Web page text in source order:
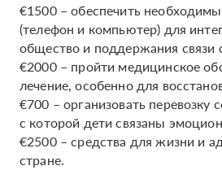
€1500 – обеспечить
(телефон и компьютер) для
общество и поддержания связи
€2000 – пройти медицинское
лечение, особенно для
€700 – организовать перевозку
с которой дети связаны
€2500 – средства для жизни и
стране.